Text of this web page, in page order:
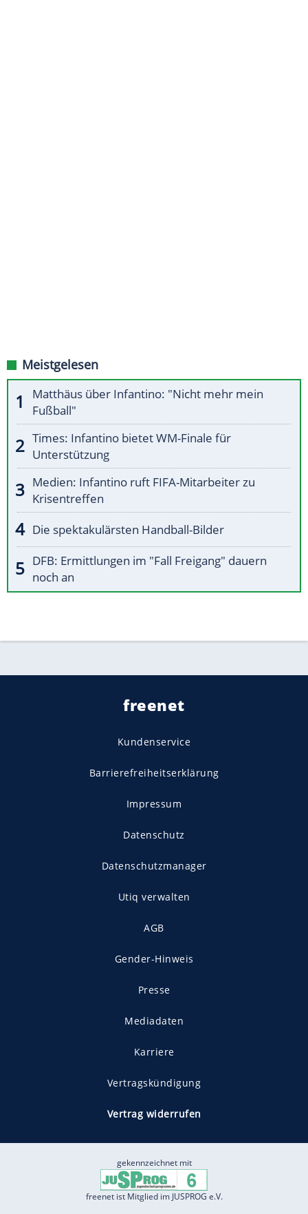
Meistgelesen
Matthäus über Infantino: "Nicht mehr mein
Fußball"
Times: Infantino bietet WM-Finale für
Unterstützung
Medien: Infantino ruft FIFA-Mitarbeiter zu
Krisentreffen
Die spektakulärsten Handball-Bilder
DFB: Ermittlungen im "Fall Freigang" dauern
noch an
freenet
Kundenservice
Barrierefreiheitserklärung
Impressum
Datenschutz
Datenschutzmanager
Utiq verwalten
AGB
Gender-Hinweis
Presse
Mediadaten
Karriere
Vertragskündigung
Vertrag widerrufen
gekennzeichnet mit
freenet ist Mitglied im JUSPROG e.V.